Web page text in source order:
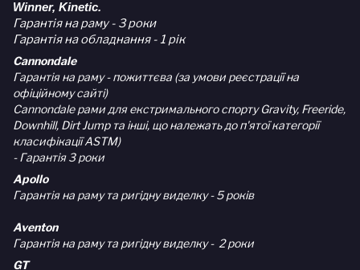
Winner, Kinetic.
Гарантія на раму - 3 роки
Гарантія на обладнання - 1 рік
Cannondale
Гарантія на раму - пожиттєва (за умови реєстрації на
офіційному сайті)
Cannondale рами для екстримального спорту Gravity, Freeride,
Downhill, Dirt Jump та інші, що належать до п'ятої категорії
класифікації ASTM)
- Гарантія 3 роки
Apollo
Гарантія на раму та ригідну виделку - 5 років
Aventon
Гарантія на раму та ригідну виделку - 2 роки
GT